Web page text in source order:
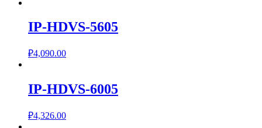
IP-HDVS-5605
₽4,090.00
IP-HDVS-6005
₽4,326.00